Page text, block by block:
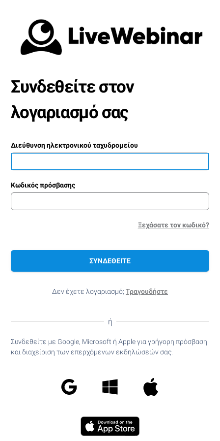
Συνδεθείτε στον
λογαριασμό σας
Διεύθυνση ηλεκτρονικού ταχυδρομείου
Κωδικός πρόσβασης
Ξεχάσατε τον κωδικό?
ΣΥΝΔΕΘΕΊΤΕ
Δεν έχετε λογαριασμό; Τραγουδήστε
ή
Συνδεθείτε με Google, Microsoft ή Apple για γρήγορη πρόσβαση
και διαχείριση των επερχόμενων εκδηλώσεών σας.